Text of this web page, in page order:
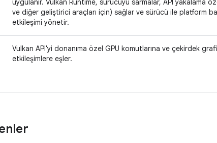
uygulanır. Vulkan Runtime, sürücüyü sarmalar, API yakalama
ve diğer geliştirici araçları için) sağlar ve sürücü ile platform
etkileşimi yönetir.
Vulkan API'yi donanıma özel GPU komutlarına ve çekirdek
etkileşimlere eşler.